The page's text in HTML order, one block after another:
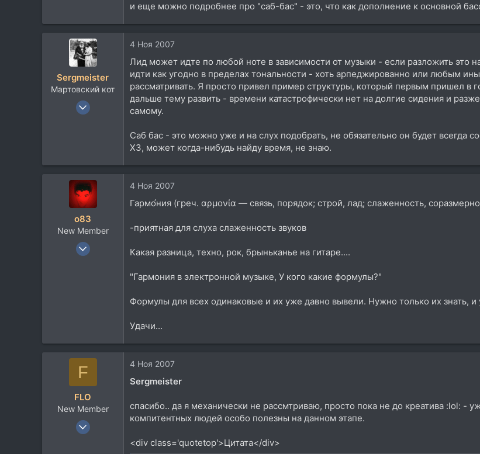
и еще можно подробнее про "саб-бас" - это, что как дополнение к основной
Sergmeister
Мартовский кот
22 Ноя 2005
Беларусь, Могилев
4 Ноя 2007
Лид может идте по любой ноте в зависимости от музыки - если разложить это
идти как угодно в пределах тональности - хоть арпеджированно или любым
рассматривать. Я просто привел пример структуры, который первым пришел в
дальше тему развить - времени катастрофически нет на долгие сидения и
самому.
Саб бас - это можно уже и на слух подобрать, не обязательно он будет всегда
ХЗ, может когда-нибудь найду время, не знаю.
o83
New Member
2 Мар 2007
4 Ноя 2007
Гармо́ния (греч. αρμονία — связь, порядок; строй, лад; слаженность,
-приятная для слуха слаженность звуков
Какая разница, техно, рок, брыньканье на гитаре....
"Гармония в электронной музыке, У кого какие формулы?"
Формулы для всех одинаковые и их уже давно вывели. Нужно только их знать, и
Удачи...
F
FLO
New Member
18 Окт 2007
4 Ноя 2007
Sergmeister
спасибо.. да я механически не рассмтриваю, просто пока не до креатива :lol: -
компитентных людей особо полезны на данном этапе.
<div class='quotetop'>Цитата</div>